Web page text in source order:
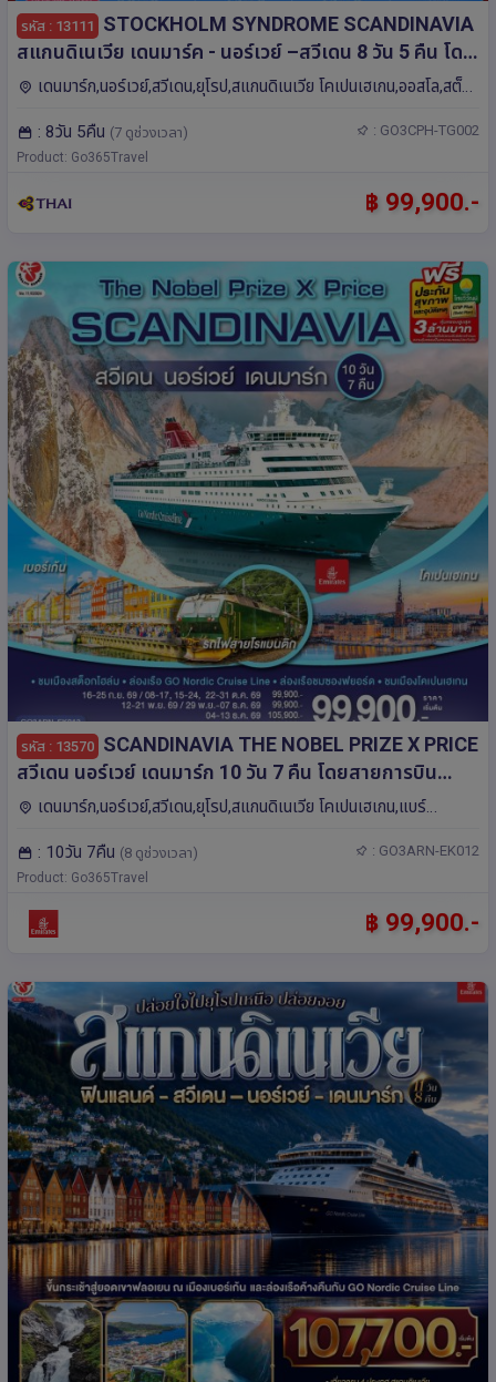
รหัส : 13111
STOCKHOLM SYNDROME SCANDINAVIA
สแกนดิเนเวีย เดนมาร์ค - นอร์เวย์ –สวีเดน 8 วัน 5 คืน โดย
สายการบินไทย (TG)
เดนมาร์ก,นอร์เวย์,สวีเดน,ยุโรป,สแกนดิเนเวีย โคเปนเฮเกน,ออสโล,สต็
: 8วัน 5คืน (7 ดูช่วงเวลา) : GO3CPH-TG002
Product: Go365Travel
฿ 99,900.-
รหัส : 13570 SCANDINAVIA THE NOBEL PRIZE X PRICE
สวีเดน นอร์เวย์ เดนมาร์ก 10 วัน 7 คืน โดยสายการบิน
Emirates (EK)
เดนมาร์ก,นอร์เวย์,สวีเดน,ยุโรป,สแกนดิเนเวีย โคเปนเฮเกน,แบร์
: 10วัน 7คืน (8 ดูช่วงเวลา) : GO3ARN-EK012
Product: Go365Travel
฿ 99,900.-